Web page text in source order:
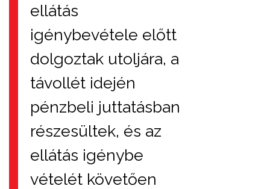
ellátás
igénybevétele előtt
dolgoztak utoljára, a
távollét idején
pénzbeli juttatásban
részesültek, és az
ellátás igénybe
vételét követően